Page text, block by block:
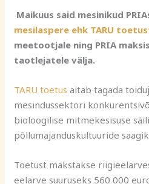
Maikuus said mesinikud
mesilaspere ehk TARU
meetootjale ning PRIA
taotlejatele välja.
TARU toetus aitab tagada
mesindussektori
bioloogilise mitmekesisuse
põllumajanduskultuuride
Toetust makstakse
eelarve suuruseks 560 000